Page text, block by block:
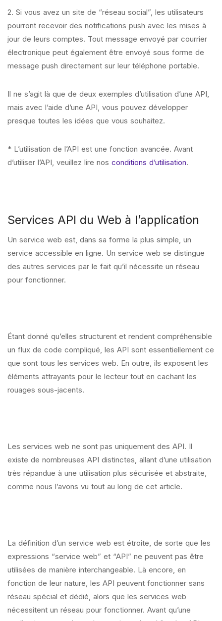
2. Si vous avez un site de “réseau social”, les utilisateurs
pourront recevoir des notifications push avec les mises à
jour de leurs comptes. Tout message envoyé par courrier
électronique peut également être envoyé sous forme de
message push directement sur leur téléphone portable.
Il ne s’agit là que de deux exemples d’utilisation d’une API,
mais avec l’aide d’une API, vous pouvez développer
presque toutes les idées que vous souhaitez.
* L’utilisation de l’API est une fonction avancée. Avant
d’utiliser l’API, veuillez lire nos conditions d’utilisation.
Services API du Web à l’application
Un service web est, dans sa forme la plus simple, un
service accessible en ligne. Un service web se distingue
des autres services par le fait qu’il nécessite un réseau
pour fonctionner.
Étant donné qu’elles structurent et rendent compréhensible
un flux de code compliqué, les API sont essentiellement ce
que sont tous les services web. En outre, ils exposent les
éléments attrayants pour le lecteur tout en cachant les
rouages sous-jacents.
Les services web ne sont pas uniquement des API. Il
existe de nombreuses API distinctes, allant d’une utilisation
très répandue à une utilisation plus sécurisée et abstraite,
comme nous l’avons vu tout au long de cet article.
La définition d’un service web est étroite, de sorte que les
expressions “service web” et “API” ne peuvent pas être
utilisées de manière interchangeable. Là encore, en
fonction de leur nature, les API peuvent fonctionner sans
réseau spécial et dédié, alors que les services web
nécessitent un réseau pour fonctionner. Avant qu’une